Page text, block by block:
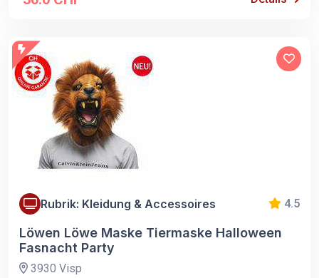
Rubrik: Kleidung & Accessoires 4.5
Löwen Löwe Maske Tiermaske Halloween
Fasnacht Party
3930 Visp